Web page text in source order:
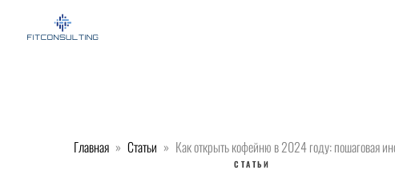
Главная Статьи Как открыть кофейню в 2024 году: пошаговая
СТАТЬИ